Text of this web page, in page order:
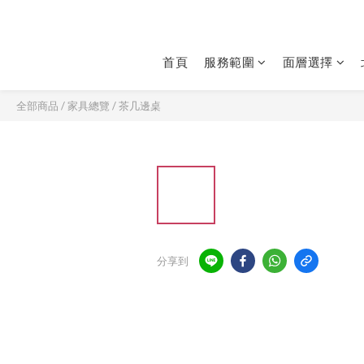
首頁 服務範圍 面層選擇
全部商品 /家具總覽 /茶几邊桌
分享到